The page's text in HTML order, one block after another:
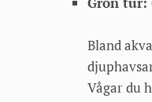
Bland
Vågar du